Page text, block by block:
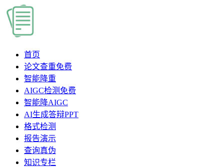
首页
论文查重免费
智能降重
AIGC检测 免费
智能降AIGC
AI生成答辩PPT
格式检测
报告演示
查询真伪
知识专栏